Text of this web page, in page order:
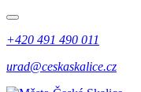
+420 491 490 011
urad@ceskaskalice.cz